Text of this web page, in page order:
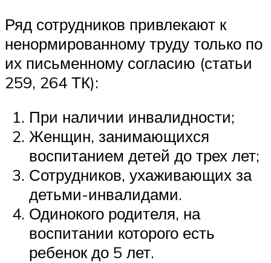
Ряд сотрудников привлекают к
ненормированному труду только по
их письменному согласию (статьи
259, 264 ТК):
При наличии инвалидности;
Женщин, занимающихся
воспитанием детей до трех лет;
Сотрудников, ухаживающих за
детьми-инвалидами.
Одинокого родителя, на
воспитании которого есть
ребенок до 5 лет.